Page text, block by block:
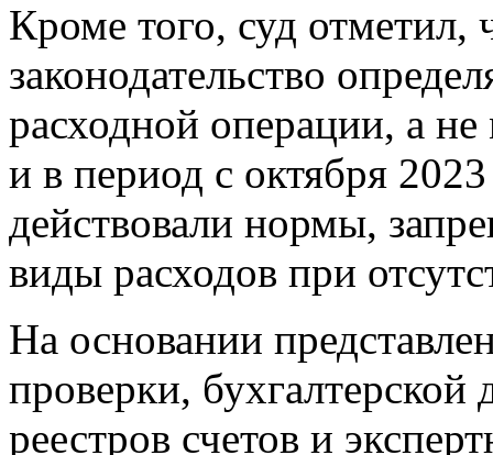
Кроме того, суд отметил,
законодательство
расходной операции, а
и в период с октября
действовали нормы,
виды расходов при
На основании
проверки,
реестров счетов и